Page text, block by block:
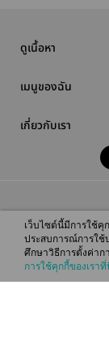
ดูเนื้อหา
เมนูของฉัน
เกี่ยวกับเรา
© 2026
This site is protected
เว็บไซต์นี้มีการใช้คุ
ประสบการณ์การใ
ศึกษาวิธีการตั้งค่า
การใช้คุกกี้ของเรา